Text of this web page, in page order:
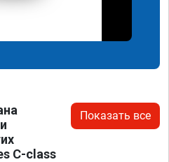
C-class
Показать все